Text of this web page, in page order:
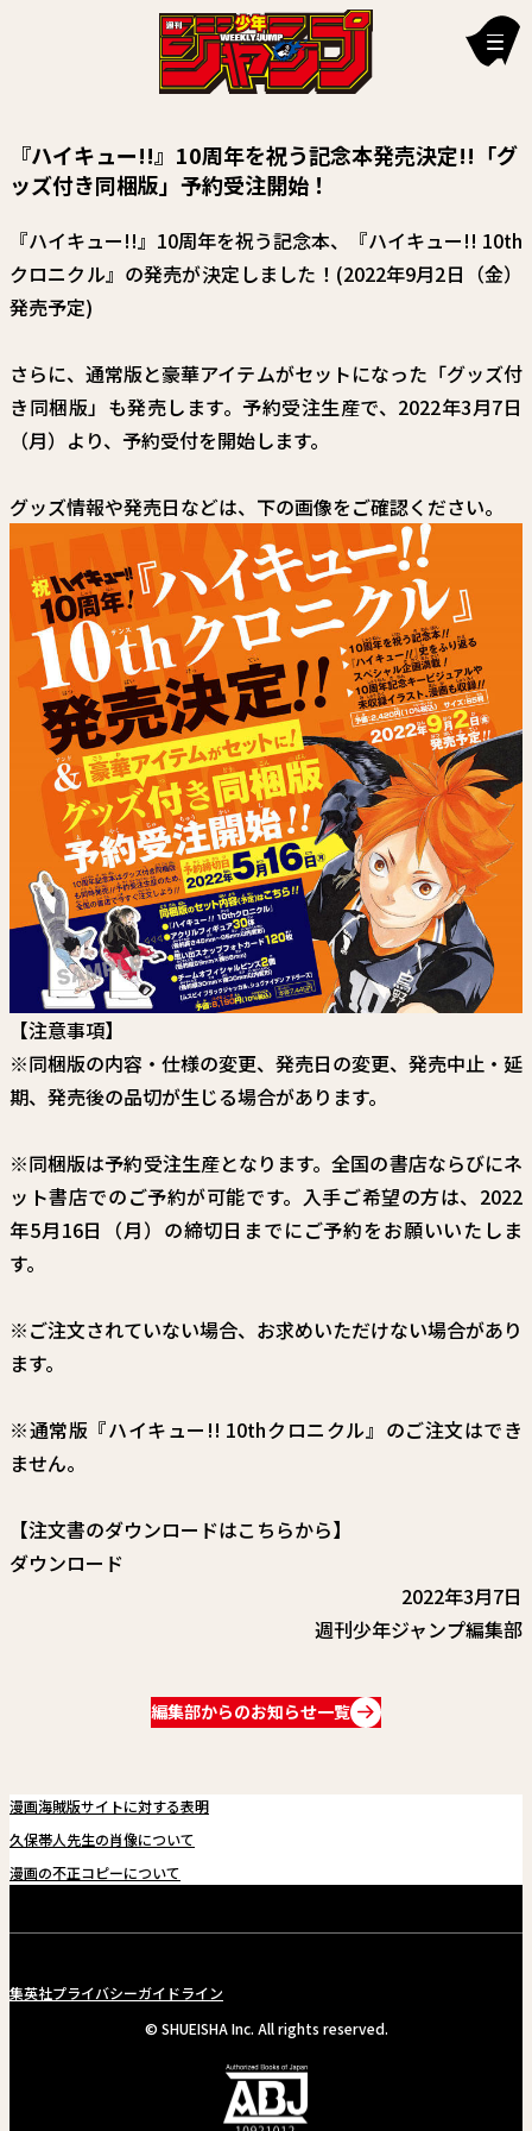
編集部からのお知らせ
お知らせ
連載作品
定期購読
イチオシ情報
漫画賞
関連情報
関連リンク
『ハイキュー!!』10周年を祝う記念本発売決定!!「グ
ッズ付き同梱版」予約受注開始！
『ハイキュー!!』10周年を祝う記念本、『ハイキュー!! 10th
クロニクル』の発売が決定しました！(2022年9月2日（金）
発売予定)
さらに、通常版と豪華アイテムがセットになった「グッズ付
き同梱版」も発売します。予約受注生産で、2022年3月7日
（月）より、予約受付を開始します。
グッズ情報や発売日などは、下の画像をご確認ください。
【注意事項】
※同梱版の内容・仕様の変更、発売日の変更、発売中止・延
期、発売後の品切が生じる場合があります。
※同梱版は予約受注生産となります。全国の書店ならびにネ
ット書店でのご予約が可能です。入手ご希望の方は、2022
年5月16日（月）の締切日までにご予約をお願いいたしま
す。
※ご注文されていない場合、お求めいただけない場合があり
ます。
※通常版『ハイキュー!! 10thクロニクル』のご注文はでき
ません。
【注文書のダウンロードはこちらから】
ダウンロード
2022年3月7日
週刊少年ジャンプ編集部
編集部からのお知らせ一覧
漫画海賊版サイトに対する表明
久保帯人先生の肖像について
漫画の不正コピーについて
集英社プライバシーガイドライン
© SHUEISHA Inc. All rights reserved.